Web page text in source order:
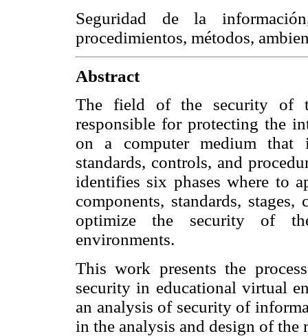
Seguridad de la
procedimientos, métodos,
Abstract
The field of the security of
responsible for protecting the
on a computer medium that
standards, controls, and
identifies six phases where to
components, standards,
optimize the security of
environments.
This work presents the
security in educational virtual
an analysis of security of
in the analysis and design of the